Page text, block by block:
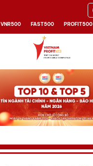
VNR500 FAST500 PROFIT500